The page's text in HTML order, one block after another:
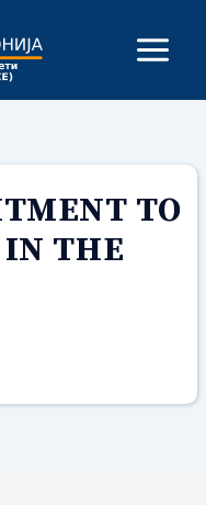
TO
THE